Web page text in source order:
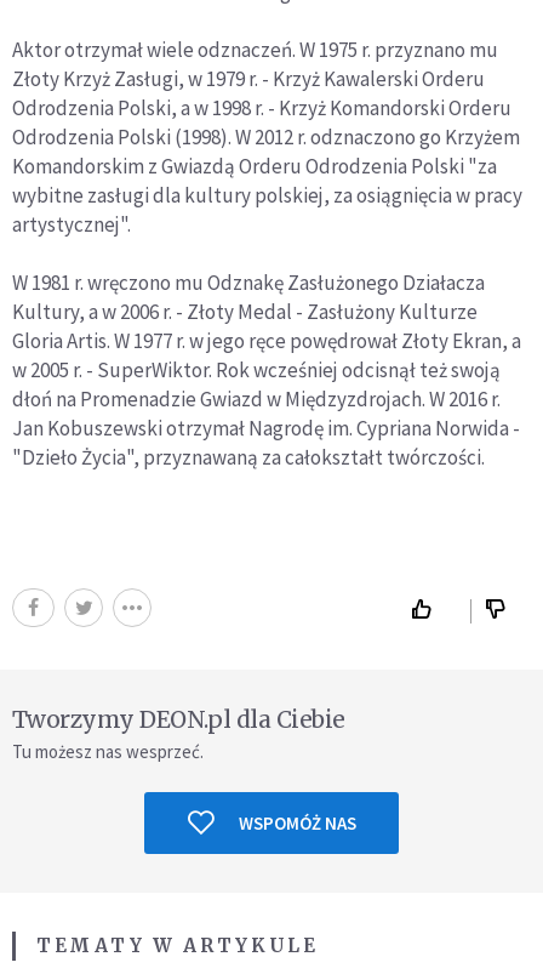
Aktor otrzymał wiele odznaczeń. W 1975 r. przyznano mu
Złoty Krzyż Zasługi, w 1979 r. - Krzyż Kawalerski Orderu
Odrodzenia Polski, a w 1998 r. - Krzyż Komandorski Orderu
Odrodzenia Polski (1998). W 2012 r. odznaczono go Krzyżem
Komandorskim z Gwiazdą Orderu Odrodzenia Polski "za
wybitne zasługi dla kultury polskiej, za osiągnięcia w pracy
artystycznej".
W 1981 r. wręczono mu Odznakę Zasłużonego Działacza
Kultury, a w 2006 r. - Złoty Medal - Zasłużony Kulturze
Gloria Artis. W 1977 r. w jego ręce powędrował Złoty Ekran, a
w 2005 r. - SuperWiktor. Rok wcześniej odcisnął też swoją
dłoń na Promenadzie Gwiazd w Międzyzdrojach. W 2016 r.
Jan Kobuszewski otrzymał Nagrodę im. Cypriana Norwida -
"Dzieło Życia", przyznawaną za całokształt twórczości.
Tworzymy DEON.pl dla Ciebie
Tu możesz nas wesprzeć.
WSPOMÓŻ NAS
TEMATY W ARTYKULE